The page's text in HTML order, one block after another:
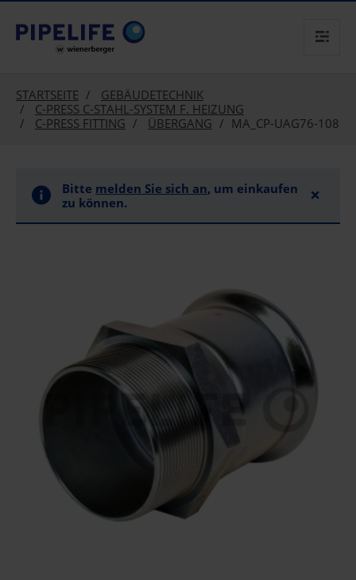
text.skipToContent
text.skipToNavigation
STARTSEITE
GEBÄUDETECHNIK
C-PRESS C-STAHL-SYSTEM F. HEIZUNG
C-PRESS FITTING
ÜBERGANG MA_CP-UAG76-108
Bitte melden Sie sich an, um einkaufen
zu können.
×